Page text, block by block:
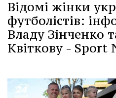
Відомі жінки
футболістів:
Владу Зінченко
Квіткову - Sport